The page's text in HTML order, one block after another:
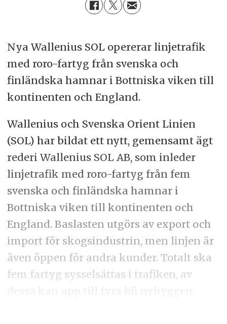
Nya Wallenius SOL opererar linjetrafik
med roro-fartyg från svenska och
finländska hamnar i Bottniska viken till
kontinenten och England.
Wallenius och Svenska Orient Linien
(SOL) har bildat ett nytt, gemensamt ägt
rederi Wallenius SOL AB, som inleder
linjetrafik med roro-fartyg från fem
svenska och finländska hamnar i
Bottniska viken till kontinenten och
England. Baslasten utgörs av export och
import för skogsindustrin, men linjen är
även öppen för andra kunder. Totalt ska
fem fartyg sysselsättas i trafiken, av